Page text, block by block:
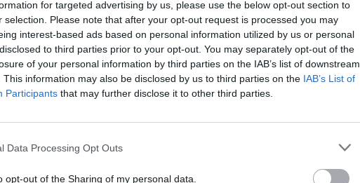
for targeted advertising by us, please use the below opt-out section to
selection. Please note that after your opt-out request is processed you may
interest-based ads based on personal information utilized by us or personal
to third parties prior to your opt-out. You may separately opt-out of the
of your personal information by third parties on the IAB’s list of downstream
This information may also be disclosed by us to third parties on the IAB’s List of
Participants that may further disclose it to other third parties.
Data Processing Opt Outs
opt-out of the Sharing of my personal data.
apreciar y distinguir en el
30 de mayo, en el pueblo de
organizado por el
dirige Daniel Medina.
la colaboración organizativa de
Sociedad de Cazadores de
Yaiza reconoce su interés,
reunió a ochenta
la Alameda a pesar del aluvión